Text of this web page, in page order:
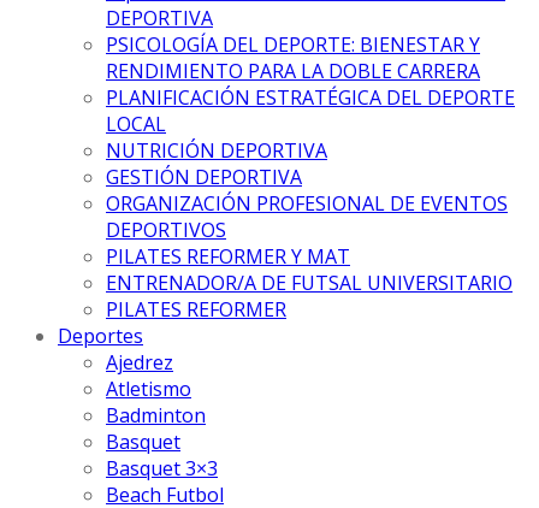
DEPORTIVA
PSICOLOGÍA DEL DEPORTE: BIENESTAR Y
RENDIMIENTO PARA LA DOBLE CARRERA
PLANIFICACIÓN ESTRATÉGICA DEL DEPORTE
LOCAL
NUTRICIÓN DEPORTIVA
GESTIÓN DEPORTIVA
ORGANIZACIÓN PROFESIONAL DE EVENTOS
DEPORTIVOS
PILATES REFORMER Y MAT
ENTRENADOR/A DE FUTSAL UNIVERSITARIO
PILATES REFORMER
Deportes
Ajedrez
Atletismo
Badminton
Basquet
Basquet 3×3
Beach Futbol